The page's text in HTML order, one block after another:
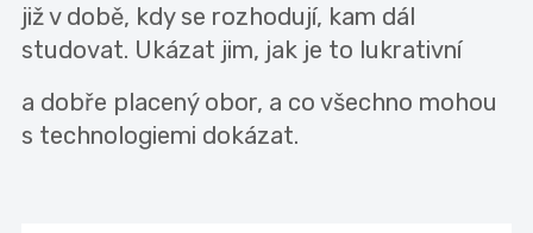
již v době, kdy se rozhodují, kam dál
studovat. Ukázat jim, jak je to lukrativní
a dobře placený obor, a co všechno mohou
s technologiemi dokázat.